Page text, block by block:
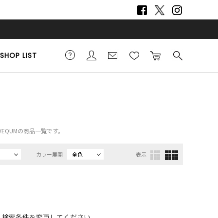
SHOP LIST
の商品一覧です。
カラー展開 全色 表示